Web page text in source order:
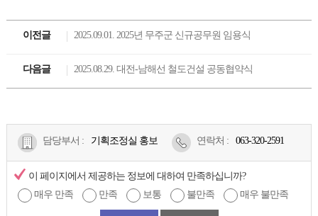
이전글 2025.09.01. 2025년 무주군 신규공무원 임용식
다음글 2025.08.29. 대전-남해선 철도건설 공동협약식
담당부서 : 기획조정실 홍보 연락처 : 063-320-2591
이 페이지에서 제공하는 정보에 대하여 만족하십니까?
매우 만족
만족 보통 불만족 매우 불만족